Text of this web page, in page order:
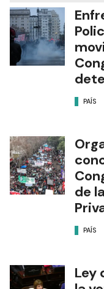
PAÍS
de
PAÍS
Ley